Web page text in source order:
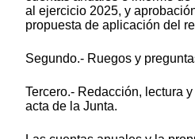
al ejercicio 2025, y
propuesta de aplicación del
Segundo.- Ruegos y
Tercero.- Redacción, lectura
acta de la Junta.